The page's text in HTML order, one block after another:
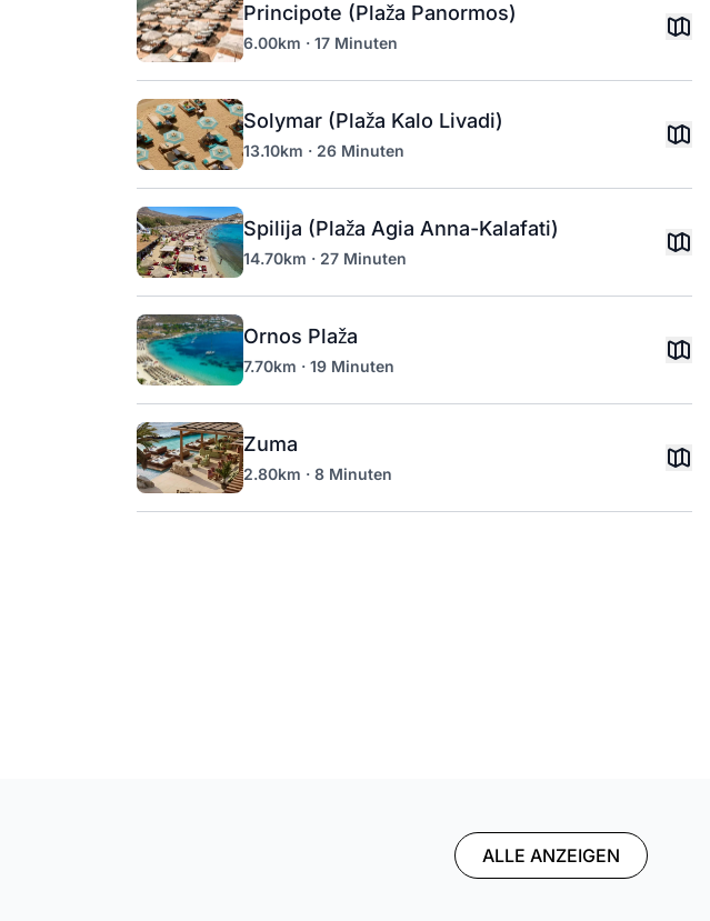
Principote (Plaža Panormos)
6.00km · 17 Minuten
Solymar (Plaža Kalo Livadi)
13.10km · 26 Minuten
Spilija (Plaža Agia Anna-Kalafati)
14.70km · 27 Minuten
Ornos Plaža
7.70km · 19 Minuten
Zuma
2.80km · 8 Minuten
ALLE ANZEIGEN